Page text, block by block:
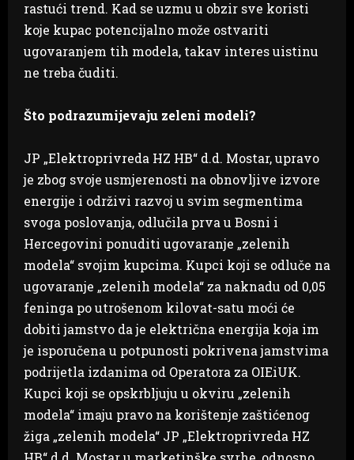
rastući trend. Kad se uzmu u obzir sve koristi
koje kupac potencijalno može ostvariti
ugovaranjem tih modela, takav interes uistinu
ne treba čuditi.
Što podrazumijevaju zeleni modeli?
JP „Elektroprivreda HZ HB“ d.d. Mostar, upravo
je zbog svoje usmjerenosti na obnovljive izvore
energije i održivi razvoj u svim segmentima
svoga poslovanja, odlučila prva u Bosni i
Hercegovini ponuditi ugovaranje „zelenih
modela“ svojim kupcima. Kupci koji se odluče na
ugovaranje „zelenih modela“ za naknadu od 0,05
feninga po utrošenom kilovat-satu moći će
dobiti jamstvo da je električna energija koja im
je isporučena u potpunosti pokrivena jamstvima
podrijetla izdanima od Operatora za OIEiUK.
Kupci koji se opskrbljuju u okviru „zelenih
modela“ imaju pravo na korištenje zaštićenog
žiga „zelenih modela“ JP „Elektroprivreda HZ